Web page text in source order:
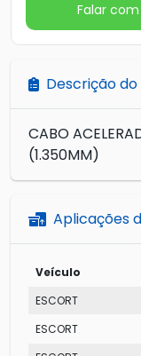
Falar
Descrição
CABO
(1.350MM)
Aplicações
Veículo
ESCORT
ESCORT